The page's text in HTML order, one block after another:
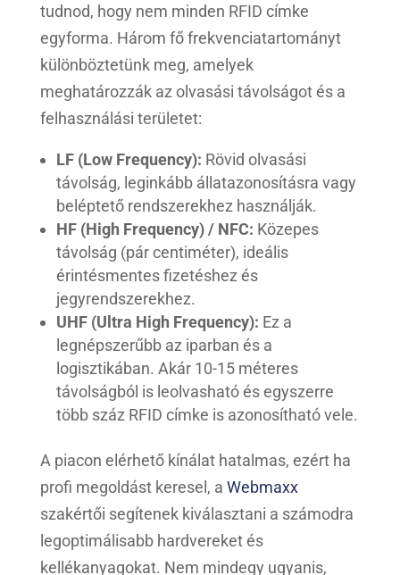
tudnod, hogy nem minden RFID címke
egyforma. Három fő frekvenciatartományt
különböztetünk meg, amelyek
meghatározzák az olvasási távolságot és a
felhasználási területet:
LF (Low Frequency): Rövid olvasási
távolság, leginkább állatazonosításra vagy
beléptető rendszerekhez használják.
HF (High Frequency) / NFC: Közepes
távolság (pár centiméter), ideális
érintésmentes fizetéshez és
jegyrendszerekhez.
UHF (Ultra High Frequency): Ez a
legnépszerűbb az iparban és a
logisztikában. Akár 10-15 méteres
távolságból is leolvasható és egyszerre
több száz RFID címke is azonosítható vele.
A piacon elérhető kínálat hatalmas, ezért ha
profi megoldást keresel, a Webmaxx
szakértői segítenek kiválasztani a számodra
legoptimálisabb hardvereket és
kellékanyagokat. Nem mindegy ugyanis,